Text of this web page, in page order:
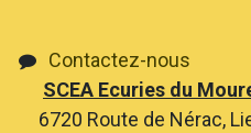
Contactez-nous
SCEA Ecuries du
6720 Route de Nérac,